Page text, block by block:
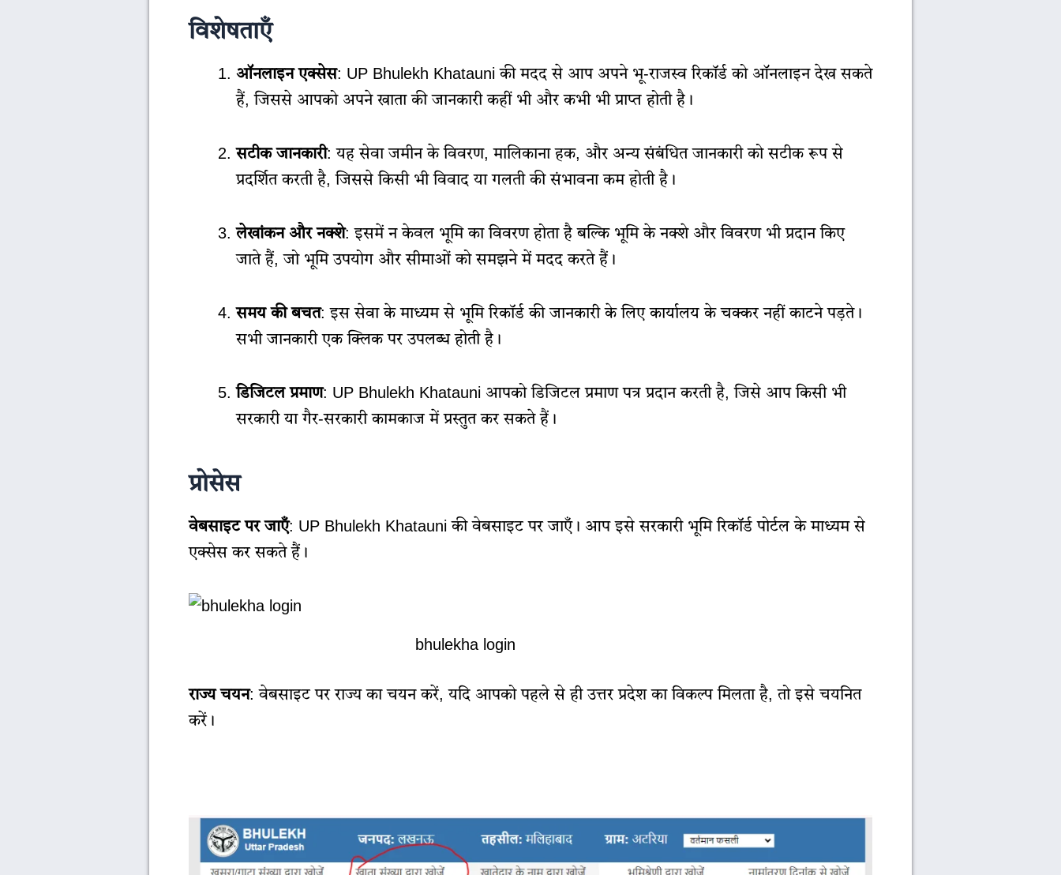
विशेषताएँ
ऑनलाइन एक्सेस: UP Bhulekh Khatauni की मदद से आप अपने भू-राजस्व रिकॉर्ड को ऑनलाइन देख सकते
हैं, जिससे आपको अपने खाता की जानकारी कहीं भी और कभी भी प्राप्त होती है।
सटीक जानकारी: यह सेवा जमीन के विवरण, मालिकाना हक, और अन्य संबंधित जानकारी को सटीक रूप से
प्रदर्शित करती है, जिससे किसी भी विवाद या गलती की संभावना कम होती है।
लेखांकन और नक्शे: इसमें न केवल भूमि का विवरण होता है बल्कि भूमि के नक्शे और विवरण भी प्रदान किए
जाते हैं, जो भूमि उपयोग और सीमाओं को समझने में मदद करते हैं।
समय की बचत: इस सेवा के माध्यम से भूमि रिकॉर्ड की जानकारी के लिए कार्यालय के चक्कर नहीं काटने पड़ते।
सभी जानकारी एक क्लिक पर उपलब्ध होती है।
डिजिटल प्रमाण: UP Bhulekh Khatauni आपको डिजिटल प्रमाण पत्र प्रदान करती है, जिसे आप किसी भी
सरकारी या गैर-सरकारी कामकाज में प्रस्तुत कर सकते हैं।
प्रोसेस
वेबसाइट पर जाएँ: UP Bhulekh Khatauni की वेबसाइट पर जाएँ। आप इसे सरकारी भूमि रिकॉर्ड पोर्टल के माध्यम से
एक्सेस कर सकते हैं।
bhulekha login
राज्य चयन: वेबसाइट पर राज्य का चयन करें, यदि आपको पहले से ही उत्तर प्रदेश का विकल्प मिलता है, तो इसे चयनित
करें।